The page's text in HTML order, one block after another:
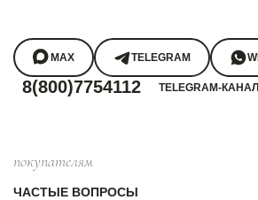
MAX TELEGRAM
8(800)7754112 TELEGRAM-КАНАЛ
покупателям
ЧАСТЫЕ ВОПРОСЫ